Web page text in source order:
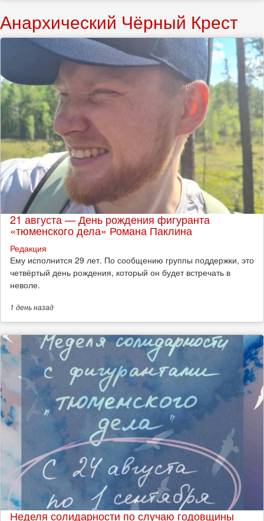
Анархический Чёрный Крест
21 августа — День рождения фигуранта
«тюменского дела» Романа Паклина
Редакция
Ему исполнится 29 лет. По сообщению группы поддержки, это
четвёртый день рождения, который он будет встречать в
неволе.
1 деньназад
Неделя солидарности по случаю годовщины